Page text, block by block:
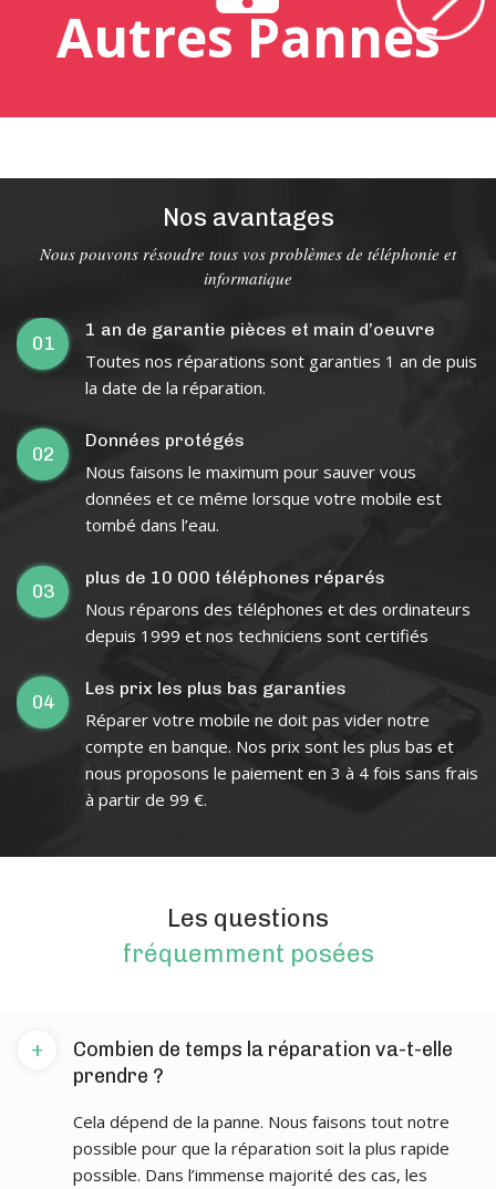
Autres Pannes
Nos avantages
Nous pouvons résoudre tous vos problèmes de téléphonie et
informatique
01
1 an de garantie pièces et main d’oeuvre
Toutes nos réparations sont garanties 1 an de puis
la date de la réparation.
02
Données protégés
Nous faisons le maximum pour sauver vous
données et ce même lorsque votre mobile est
tombé dans l’eau.
03
plus de 10 000 téléphones réparés
Nous réparons des téléphones et des ordinateurs
depuis 1999 et nos techniciens sont certifiés
04
Les prix les plus bas garanties
Réparer votre mobile ne doit pas vider notre
compte en banque. Nos prix sont les plus bas et
nous proposons le paiement en 3 à 4 fois sans frais
à partir de 99 €.
Les questions
fréquemment posées
Combien de temps la réparation va-t-elle
prendre ?
+
Cela dépend de la panne. Nous faisons tout notre
possible pour que la réparation soit la plus rapide
possible. Dans l’immense majorité des cas, les